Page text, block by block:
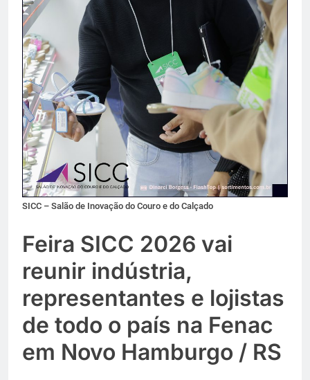
SICC – Salão de Inovação do Couro e do Calçado
Feira SICC 2026 vai
reunir indústria,
representantes e lojistas
de todo o país na Fenac
em Novo Hamburgo / RS